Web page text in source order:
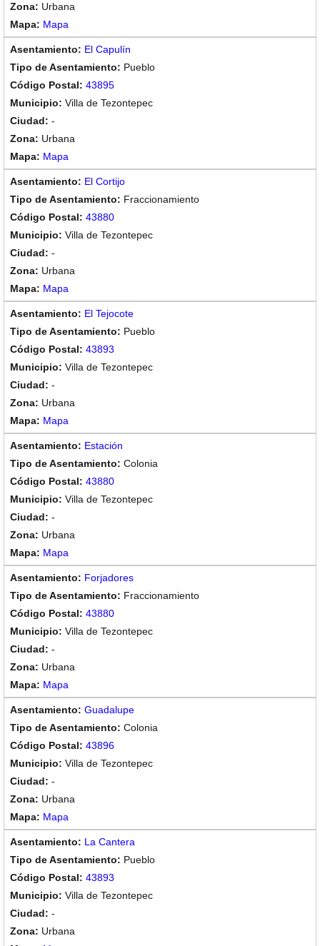
Urbana
Mapa
El Capulín
Pueblo
43895
Villa de Tezontepec
-
Urbana
Mapa
El Cortijo
Fraccionamiento
43880
Villa de Tezontepec
-
Urbana
Mapa
El Tejocote
Pueblo
43893
Villa de Tezontepec
-
Urbana
Mapa
Estación
Colonia
43880
Villa de Tezontepec
-
Urbana
Mapa
Forjadores
Fraccionamiento
43880
Villa de Tezontepec
-
Urbana
Mapa
Guadalupe
Colonia
43896
Villa de Tezontepec
-
Urbana
Mapa
La Cantera
Pueblo
43893
Villa de Tezontepec
-
Urbana